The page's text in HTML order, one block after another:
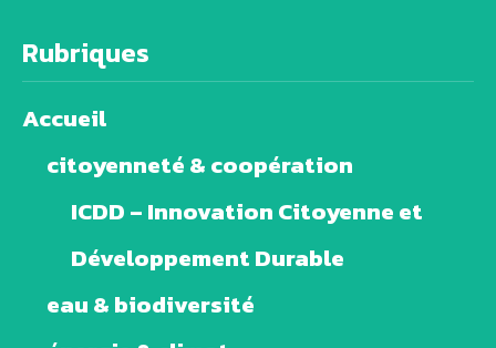
Rubriques
Accueil
citoyenneté & coopération
ICDD – Innovation Citoyenne et
Développement Durable
eau & biodiversité